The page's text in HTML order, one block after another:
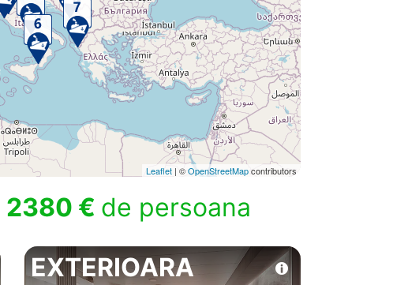
Leaflet | ©OpenStreetMapcontributors
2380 € de persoana
EXTERIOARA